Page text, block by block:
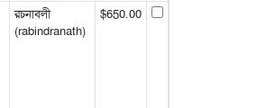
রচনাবলী
(rabindranath)
$650.00